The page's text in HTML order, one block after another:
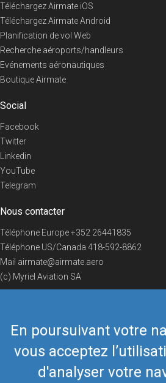
En poursuivant votre
vous acceptez
d'analyser votre
Téléchargez Airmate iOS
Téléchargez Airmate Android
Planification de vol Web
Recherche aéroports/handleurs
Evénements aéronautiques
Boutique Airmate
Social
Facebook
Twitter
Linkedin
YouTube
Telegram
Nous contacter
Téléphone Europe+352 26441835
Téléphone US/Canada 418-592-8862
Mail airmate@airmate.aero
(c) Myriel Aviation SA
© 2019 Airmate -Conditions d'utilisation- Vie privée